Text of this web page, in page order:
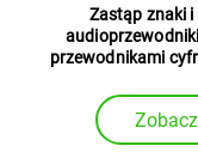
Zastąp znaki i
przewodnikami